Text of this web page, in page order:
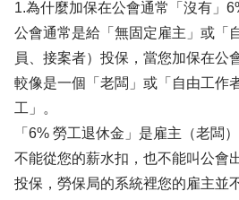
1.為什麼加保在公會通常「沒有」
公會通常是給「無固定雇主」或「
員、接案者）投保，當您加保在公
較像是一個「老闆」或「自由工作
工」。
「6% 勞工退休金」是雇主（老闆
不能從您的薪水扣，也不能叫公會
投保，勞保局的系統裡您的雇主並